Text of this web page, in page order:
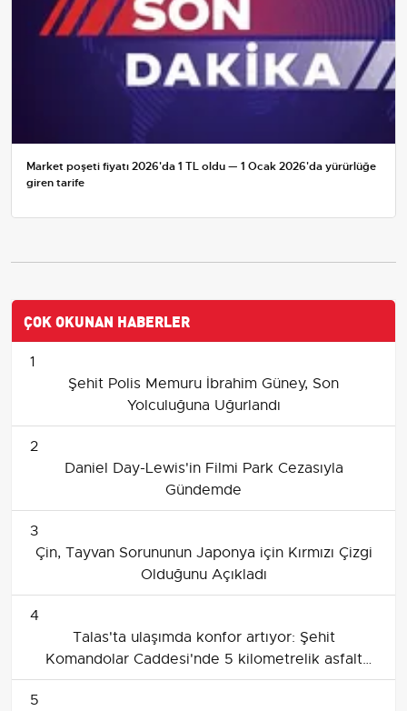
Market poşeti fiyatı 2026'da 1 TL oldu — 1 Ocak 2026'da yürürlüğe
giren tarife
ÇOK OKUNAN HABERLER
1
Şehit Polis Memuru İbrahim Güney, Son
Yolculuğuna Uğurlandı
2
Daniel Day-Lewis'in Filmi Park Cezasıyla
Gündemde
3
Çin, Tayvan Sorununun Japonya için Kırmızı Çizgi
Olduğunu Açıkladı
4
Talas'ta ulaşımda konfor artıyor: Şehit
Komandolar Caddesi'nde 5 kilometrelik asfalt
yenileme
5